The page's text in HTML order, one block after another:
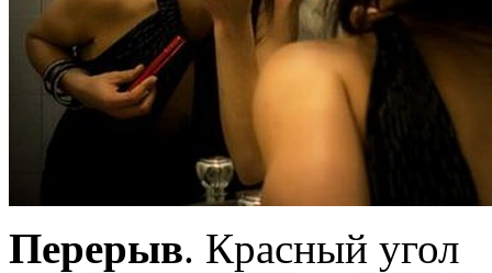
Перерыв. Красный угол